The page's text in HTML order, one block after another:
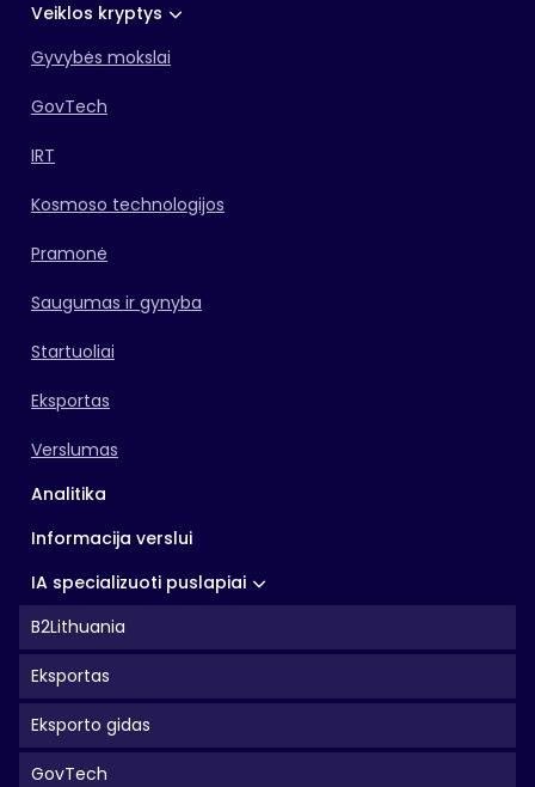
Veiklos kryptys
Gyvybės mokslai
GovTech
IRT
Kosmoso technologijos
Pramonė
Saugumas ir gynyba
Startuoliai
Eksportas
Verslumas
Analitika
Informacija verslui
IA specializuoti puslapiai
B2Lithuania
Eksportas
Eksporto gidas
GovTech